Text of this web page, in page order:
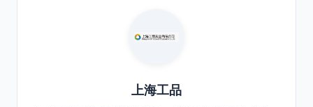
上海工品